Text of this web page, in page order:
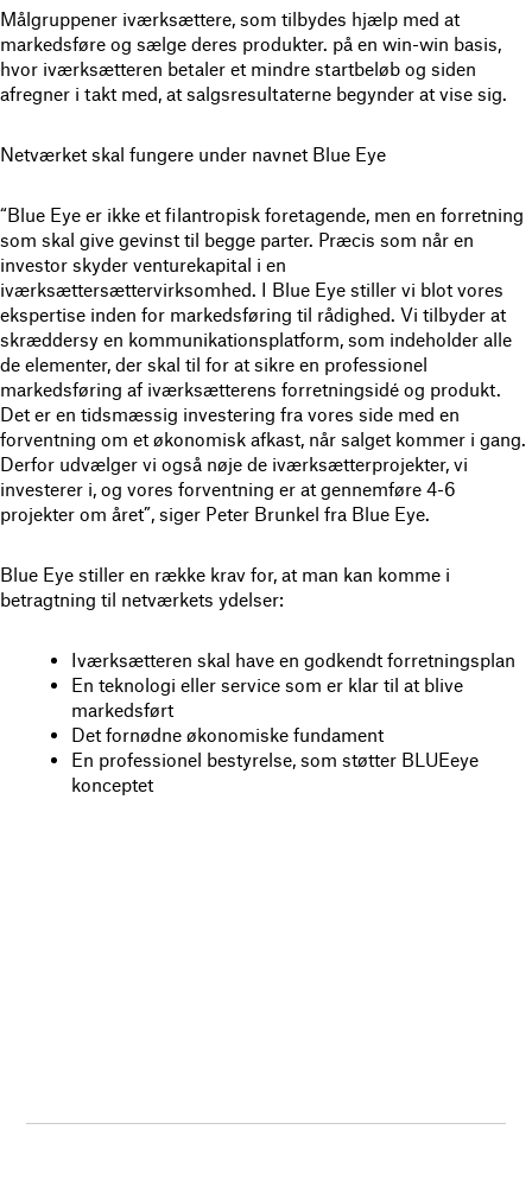
Målgruppener iværksættere, som tilbydes hjælp med at
markedsføre og sælge deres produkter. på en win-win basis,
hvor iværksætteren betaler et mindre startbeløb og siden
afregner i takt med, at salgsresultaterne begynder at vise sig.
Netværket skal fungere under navnet Blue Eye
“Blue Eye er ikke et filantropisk foretagende, men en forretning
som skal give gevinst til begge parter. Præcis som når en
investor skyder venturekapital i en
iværksættersættervirksomhed. I Blue Eye stiller vi blot vores
ekspertise inden for markedsføring til rådighed. Vi tilbyder at
skræddersy en kommunikationsplatform, som indeholder alle
de elementer, der skal til for at sikre en professionel
markedsføring af iværksætterens forretningsidé og produkt.
Det er en tidsmæssig investering fra vores side med en
forventning om et økonomisk afkast, når salget kommer i gang.
Derfor udvælger vi også nøje de iværksætterprojekter, vi
investerer i, og vores forventning er at gennemføre 4-6
projekter om året”, siger Peter Brunkel fra Blue Eye.
Blue Eye stiller en række krav for, at man kan komme i
betragtning til netværkets ydelser:
Iværksætteren skal have en godkendt forretningsplan
En teknologi eller service som er klar til at blive
markedsført
Det fornødne økonomiske fundament
En professionel bestyrelse, som støtter BLUEeye
konceptet